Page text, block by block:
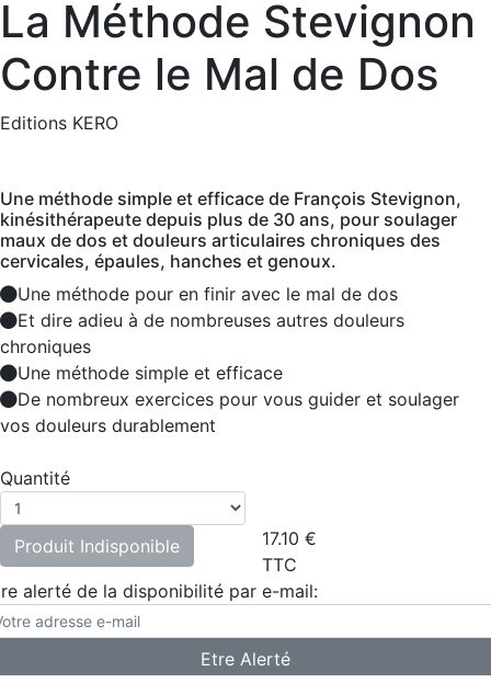
La Méthode Stevignon
Contre le Mal de Dos
Editions KERO
Une méthode simple et efficace de François Stevignon,
kinésithérapeute depuis plus de 30 ans, pour soulager
maux de dos et douleurs articulaires chroniques des
cervicales, épaules, hanches et genoux.
Une méthode pour en finir avec le mal de dos
Et dire adieu à de nombreuses autres douleurs
chroniques
Une méthode simple et efficace
De nombreux exercices pour vous guider et soulager
vos douleurs durablement
Quantité
Produit Indisponible 17.10 €
TTC
alerté de la disponibilité par e-mail: